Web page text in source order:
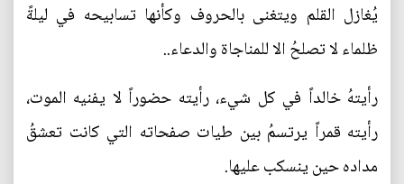
يُغازل القلم ويتغنى بالحروف وكأنها تسابيحه في ليلةً
ظلماء لا تصلحُ الا للمناجاة والدعاء..
رأيتهُ خالداً في كل شيء، رأيته حضوراً لا يفنيه الموت،
رأيته قمراً يرتسمُ بين طيات صفحاته التي كانت تعشقُ
مداده حين ينسكب عليها.